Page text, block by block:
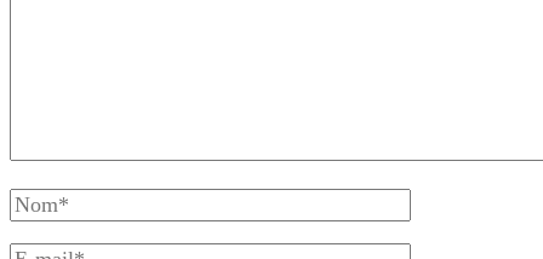
Nom
complet
E-